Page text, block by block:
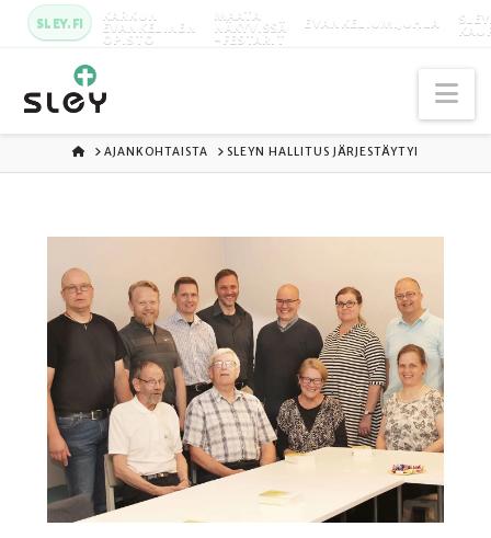
SLEY.FI KARKUN
EVANKELINEN
OPISTO
MAATA
NÄKYVISSÄ
-FESTARIT
EVANKELIUMIJUHLA
ETUSIVU
AJANKOHTAISTA SLEYN HALLITUS JÄRJESTÄYTYI